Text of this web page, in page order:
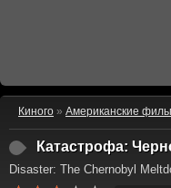
Киного » Американские
Катастрофа:
Disaster: The Chernobyl